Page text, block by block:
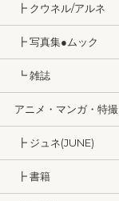
┣ クウネル/アルネ
┣ 写真集●ムック
┗ 雑誌
アニメ・マンガ・特撮
┣ ジュネ(JUNE)
┣ 書籍